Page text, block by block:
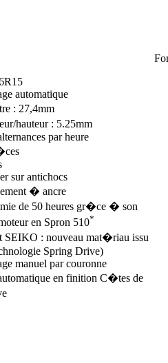
automatique
: 27,4mm
hauteur : 5.25mm
par heure
sur antichocs
� ancre
de 50 heures gr�ce � son
en Spron 510*
SEIKO : nouveau mat�riau issu
Spring Drive)
manuel par couronne
en finition C�tes de